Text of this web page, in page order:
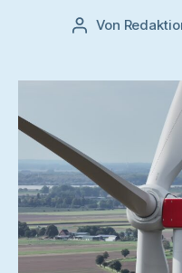
Beitragsautor
Von